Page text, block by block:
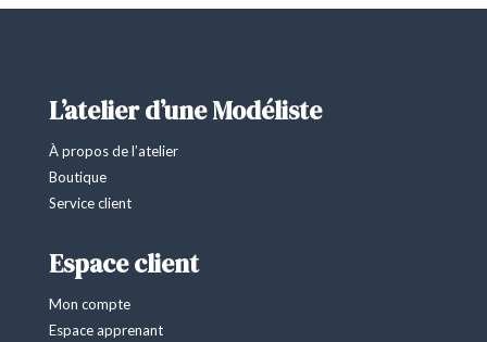
L’atelier d’une Modéliste
À propos de l’atelier
Boutique
Service client
Espace client
Mon compte
Espace apprenant